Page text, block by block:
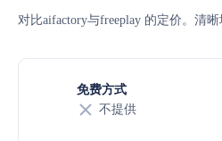
对比aifactory与freeplay 的定价。清
免费方式
不提供